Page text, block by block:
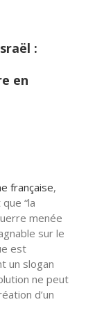
:
en
française,
“la
menée
sur le
est
un slogan
ne peut
d’un